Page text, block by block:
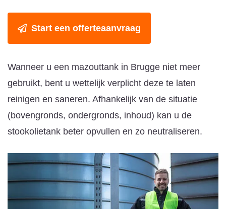
Start een offerteaanvraag
Wanneer u een mazouttank in Brugge niet meer
gebruikt, bent u wettelijk verplicht deze te laten
reinigen en saneren. Afhankelijk van de situatie
(bovengronds, ondergronds, inhoud) kan u de
stookolietank beter opvullen en zo neutraliseren.